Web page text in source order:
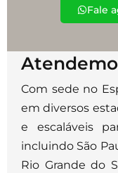
Fale
Com sede no
em diversos
e escaláveis
incluindo São
Rio Grande do